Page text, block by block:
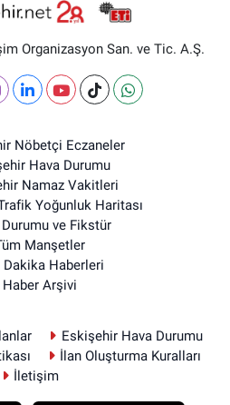
Organizasyon San. ve Tic. A.Ş.
Nöbetçi Eczaneler
Hava Durumu
Namaz Vakitleri
Yoğunluk Haritası
Durumu ve Fikstür
Manşetler
Dakika Haberleri
Haber Arşivi
Eskişehir Hava Durumu
İlan Oluşturma Kuralları
İletişim